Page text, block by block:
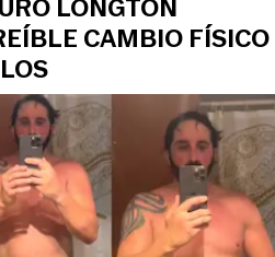
LONGTON
CAMBIO FÍSICO